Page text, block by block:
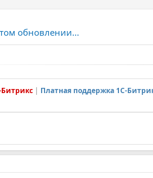
обновлении...
| Платная поддержка 1С-